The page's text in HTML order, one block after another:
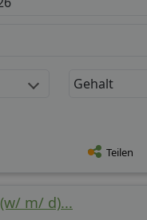
Gehalt
Teilen
m/ d)...